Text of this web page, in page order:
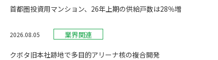
首都圏投資用マンション、26年上期の供給戸数は28％増
2026.08.05 業界関連
クボタ旧本社跡地で多目的アリーナ核の複合開発